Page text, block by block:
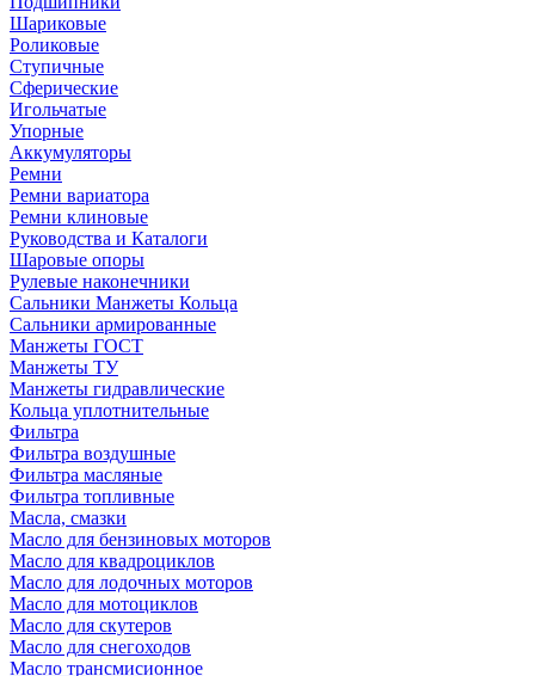
Шариковые
Роликовые
Ступичные
Сферические
Игольчатые
Упорные
Аккумуляторы
Ремни
Ремни вариатора
Ремни клиновые
Руководства и Каталоги
Шаровые опоры
Рулевые наконечники
Сальники Манжеты Кольца
Сальники армированные
Манжеты ГОСТ
Манжеты ТУ
Манжеты гидравлические
Кольца уплотнительные
Фильтра
Фильтра воздушные
Фильтра масляные
Фильтра топливные
Масла, смазки
Масло для бензиновых моторов
Масло для квадроциклов
Масло для лодочных моторов
Масло для мотоциклов
Масло для скутеров
Масло для снегоходов
Масло трансмисионное